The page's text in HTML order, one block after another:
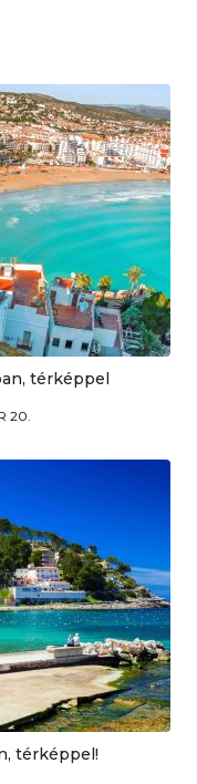
térképpel
20.
térképpel!